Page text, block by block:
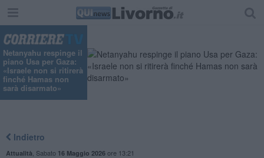
Netanyahu respinge il
piano Usa per Gaza:
«Israele non si ritirerà
finché Hamas non
sarà disarmato»
Indietro
Attualità Sabato 16 Maggio 2026ore 13:21